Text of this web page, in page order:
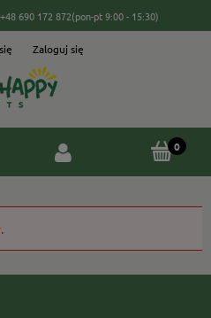
+48 690 172 872(pon-pt 9:00 - 15:30)
Zaloguj się